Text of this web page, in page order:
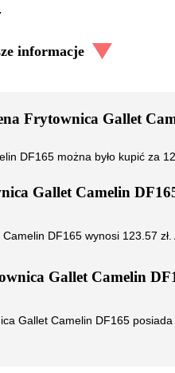
informacje
Frytownica Gallet
DF165 można było kupić za
Gallet Camelin
DF165 wynosi 123.57
Gallet Camelin
Gallet Camelin DF165 posiada